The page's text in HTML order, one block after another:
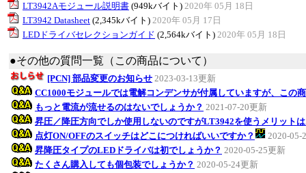
LT3942Aモジュール説明書 (949kバイト) 2020年 05月 18日
LT3942 Datasheet (2,345kバイト) 2020年 05月 17日
LEDドライバセレクションガイド (2,564kバイト) 2020年 05月 18日
●その他の質問一覧（この商品について）
[PCN] 部品変更のお知らせ 2023-03-13更新
CC1000モジュールでは電解コンデンサが付属していますが、この
もっと電流が流せるのはないでしょうか？ 2021-07-20更新
昇圧／降圧方向でしか使用しないのですがLT3942を使うメリット
点灯ON/OFFのスイッチはどこにつければいいですか？
2020-05-
昇降圧タイプのLEDドライバは初でしょうか？ 2020-05-25更新
たくさん購入しても個包装でしょうか？ 2020-05-24更新